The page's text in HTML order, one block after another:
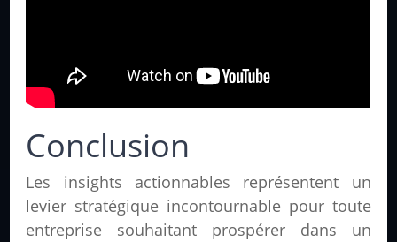
Conclusion
Les insights actionnables représentent un
levier stratégique incontournable pour toute
entreprise souhaitant prospérer dans un